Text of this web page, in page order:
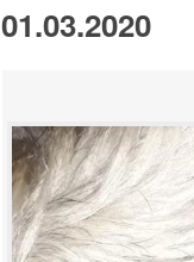
01.03.2020